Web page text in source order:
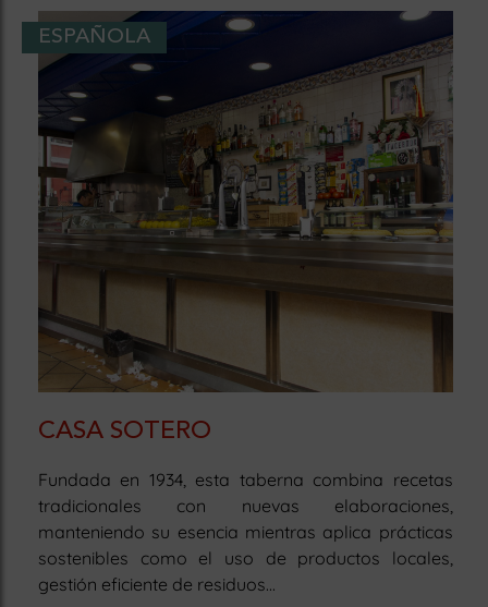
ESPAÑOLA
CASA SOTERO
Fundada en 1934, esta taberna combina recetas
tradicionales con nuevas elaboraciones,
manteniendo su esencia mientras aplica prácticas
sostenibles como el uso de productos locales,
gestión eficiente de residuos...